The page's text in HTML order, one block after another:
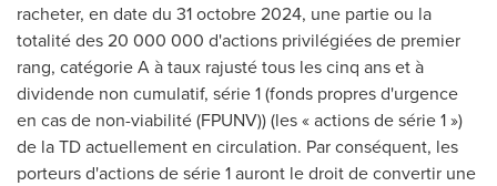
racheter, en date du 31 octobre 2024, une partie ou la
totalité des 20 000 000 d'actions privilégiées de premier
rang, catégorie A à taux rajusté tous les cinq ans et à
dividende non cumulatif, série 1 (fonds propres d'urgence
en cas de non-viabilité (FPUNV)) (les « actions de série 1 »)
de la TD actuellement en circulation. Par conséquent, les
porteurs d'actions de série 1 auront le droit de convertir une